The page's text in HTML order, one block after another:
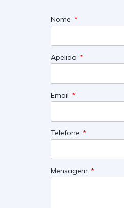
Nome
Apelido
Email
Telefone
Mensagem